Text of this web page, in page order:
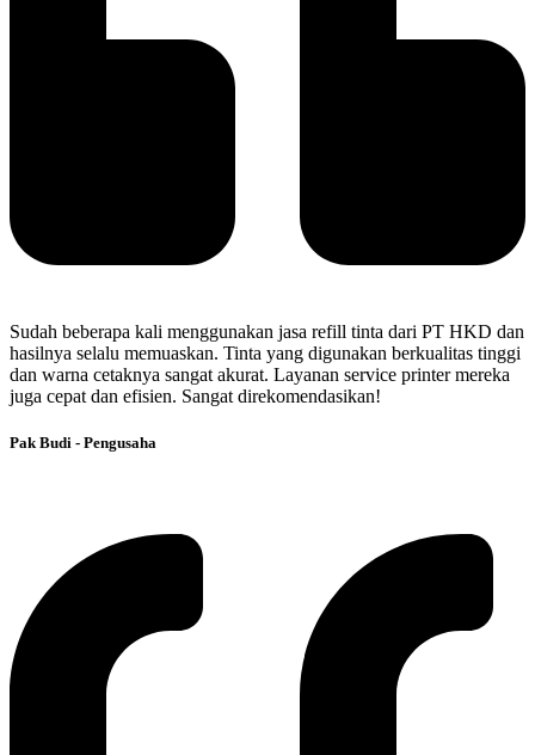
Sudah beberapa kali menggunakan jasa refill tinta dari PT HKD dan
hasilnya selalu memuaskan. Tinta yang digunakan berkualitas tinggi
dan warna cetaknya sangat akurat. Layanan service printer mereka
juga cepat dan efisien. Sangat direkomendasikan!
Pak Budi - Pengusaha